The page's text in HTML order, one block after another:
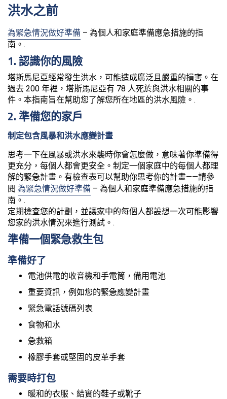
洪水之前
為緊急情況做好準備 – 為個人和家庭準備應急措施的指
南。.
1. 認識你的風險
塔斯馬尼亞經常發生洪水，可能造成廣泛且嚴重的損害。在
過去 200 年裡，塔斯馬尼亞有 78 人死於與洪水相關的事
件。本指南旨在幫助您了解您所在地區的洪水風險。.
2. 準備您的家戶
制定包含風暴和洪水應變計畫
思考一下在風暴或洪水來襲時你會怎麼做，意味著你準備得
更充分，每個人都會更安全。制定一個家庭中的每個人都理
解的緊急計畫。有檢查表可以幫助你思考你的計畫——請參
閱 為緊急情況做好準備 – 為個人和家庭準備應急措施的指
南。.
定期檢查您的計劃，並讓家中的每個人都設想一次可能影響
您家的洪水情況來進行測試。.
準備一個緊急救生包
準備好了
電池供電的收音機和手電筒，備用電池
重要資訊，例如您的緊急應變計畫
緊急電話號碼列表
食物和水
急救箱
橡膠手套或堅固的皮革手套
需要時打包
暖和的衣服、結實的鞋子或靴子